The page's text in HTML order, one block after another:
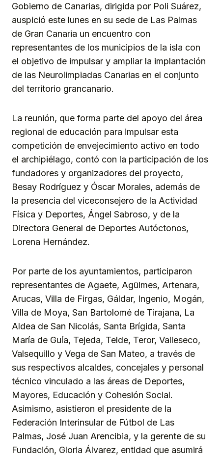
Gobierno de Canarias, dirigida por Poli Suárez,
auspició este lunes en su sede de Las Palmas
de Gran Canaria un encuentro con
representantes de los municipios de la isla con
el objetivo de impulsar y ampliar la implantación
de las Neurolimpiadas Canarias en el conjunto
del territorio grancanario.
La reunión, que forma parte del apoyo del área
regional de educación para impulsar esta
competición de envejecimiento activo en todo
el archipiélago, contó con la participación de los
fundadores y organizadores del proyecto,
Besay Rodríguez y Óscar Morales, además de
la presencia del viceconsejero de la Actividad
Física y Deportes, Ángel Sabroso, y de la
Directora General de Deportes Autóctonos,
Lorena Hernández.
Por parte de los ayuntamientos, participaron
representantes de Agaete, Agüimes, Artenara,
Arucas, Villa de Firgas, Gáldar, Ingenio, Mogán,
Villa de Moya, San Bartolomé de Tirajana, La
Aldea de San Nicolás, Santa Brígida, Santa
María de Guía, Tejeda, Telde, Teror, Valleseco,
Valsequillo y Vega de San Mateo, a través de
sus respectivos alcaldes, concejales y personal
técnico vinculado a las áreas de Deportes,
Mayores, Educación y Cohesión Social.
Asimismo, asistieron el presidente de la
Federación Interinsular de Fútbol de Las
Palmas, José Juan Arencibia, y la gerente de su
Fundación, Gloria Álvarez, entidad que asumirá